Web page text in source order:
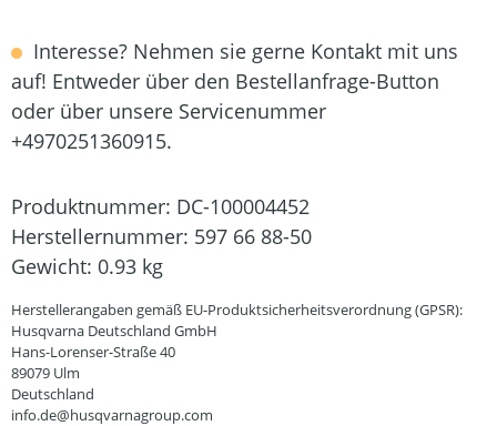
Interesse? Nehmen sie gerne Kontakt mit uns
auf! Entweder über den Bestellanfrage-Button
oder über unsere Servicenummer
+4970251360915.
Produktnummer: DC-100004452
Herstellernummer: 597 66 88-50
Gewicht: 0.93 kg
Herstellerangaben gemäß EU-Produktsicherheitsverordnung (GPSR):
Husqvarna Deutschland GmbH
Hans-Lorenser-Straße 40
89079 Ulm
Deutschland
info.de@husqvarnagroup.com